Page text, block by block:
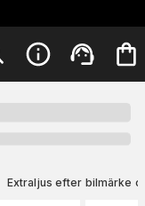
Extraljus efter bilmärke